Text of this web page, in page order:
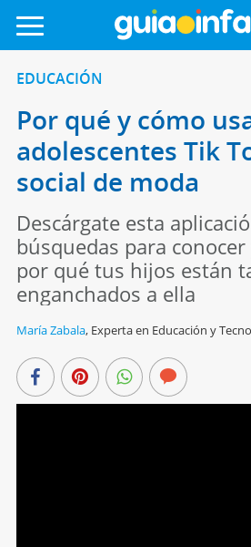
EDUCACIÓN
Por qué y cómo
adolescentes Tik
social de moda
Descárgate esta
búsquedas para
por qué tus hijos están
enganchados a ella
María Zabala, Experta en Educación y